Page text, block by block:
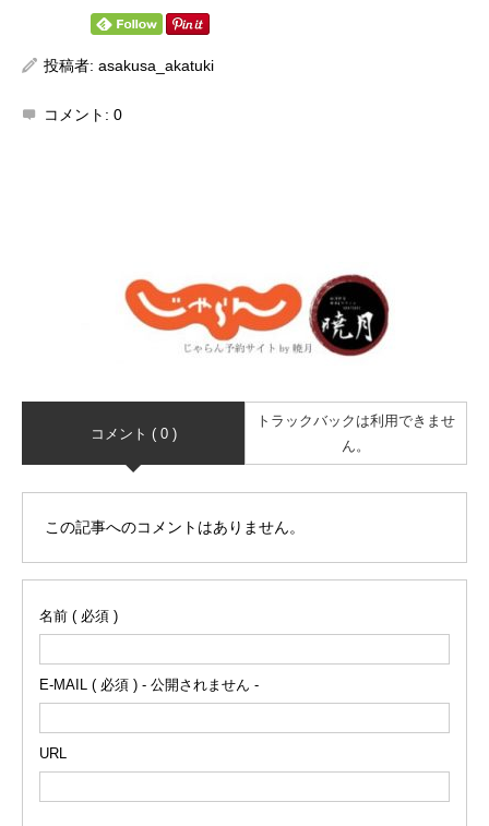
投稿者: asakusa_akatuki
コメント: 0
コメント ( 0 )
トラックバックは利用できませ
ん。
この記事へのコメントはありません。
名前 ( 必須 )
E-MAIL ( 必須 ) - 公開されません -
URL